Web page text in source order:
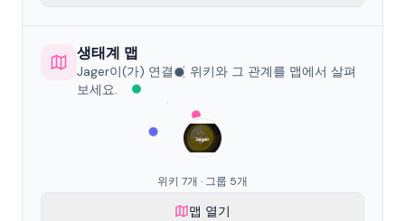
생태계 맵
Jager이(가) 연결된 위키와 그 관계를 맵에서 살펴
보세요.
위키 7개 · 그룹 5개
맵 열기